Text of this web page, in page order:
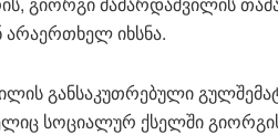
არაერთხელ იხსნა.
განსაკუთრებული
სოციალურ ქსელში